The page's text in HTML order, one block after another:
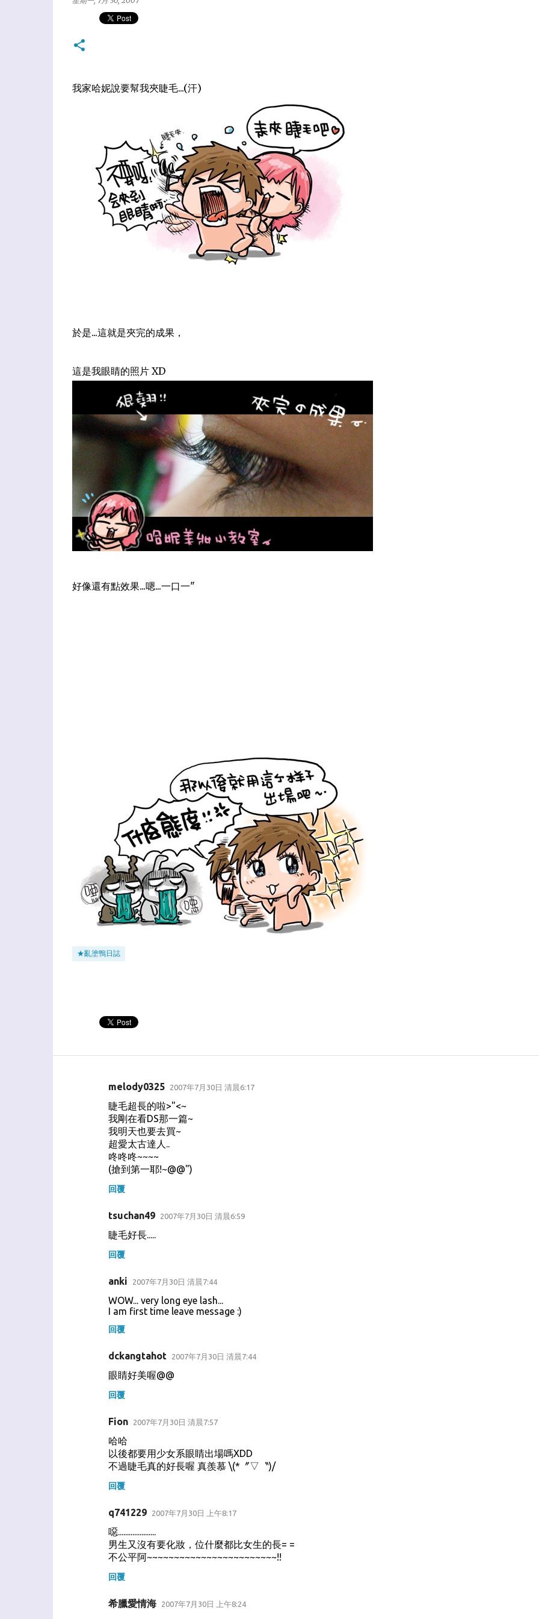
我家哈妮說要幫我夾睫毛...(汗)
於是...這就是夾完的成果，
這是我眼睛的照片 XD
好像還有點效果...嗯...一口一"
★亂塗鴨日誌
melody0325 2007年7月30日 清晨6:17
睫毛超長的啦>"<~
我剛在看DS那一篇~
我明天也要去買~
超愛太古達人..
咚咚咚~~~~
(搶到第一耶!~@@")
回覆
tsuchan49 2007年7月30日 清晨6:59
睫毛好長.....
回覆
anki 2007年7月30日 清晨7:44
WOW... very long eye lash...
I am first time leave message :)
回覆
dckangtahot 2007年7月30日 清晨7:44
眼睛好美喔@@
回覆
Fion 2007年7月30日 清晨7:57
哈哈
以後都要用少女系眼睛出場嗎XDD
不過睫毛真的好長喔 真羨慕 \(*〞▽〝)/
回覆
q741229 2007年7月30日 上午8:17
噁.....................
男生又沒有要化妝，位什麼都比女生的長= =
不公平阿~~~~~~~~~~~~~~~~~~~~~~~~!!
回覆
希臘愛情海 2007年7月30日 上午8:24